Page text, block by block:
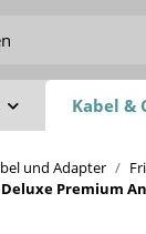
Kabel &
und Adapter
Premium